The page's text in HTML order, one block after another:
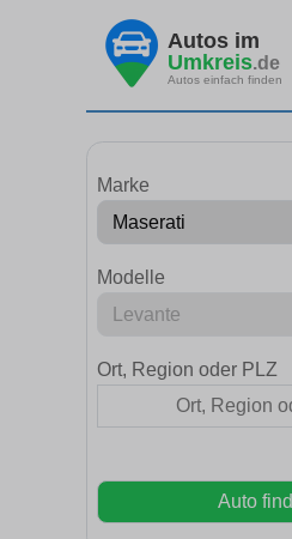
Autos im
Umkreis.de
Autos einfach finden
Marke
Modelle
Ort, Region oder PLZ
Auto